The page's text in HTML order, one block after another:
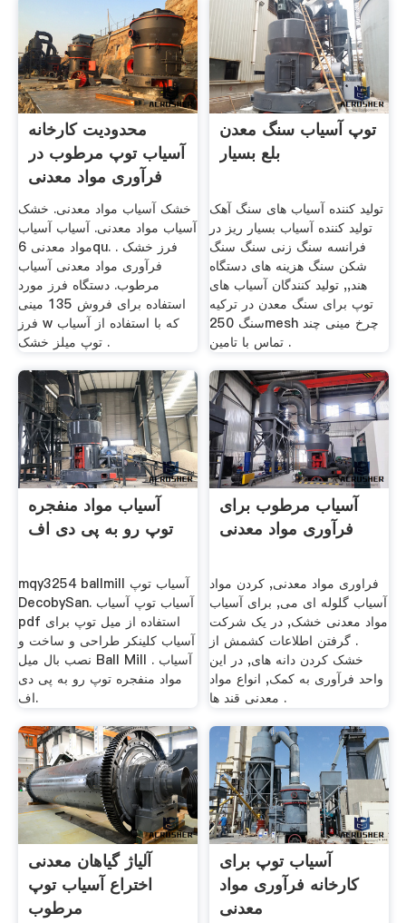
محدودیت کارخانه
آسیاب توپ مرطوب در
فرآوری مواد معدنی
خشک آسیاب مواد معدنی. خشک
آسیاب مواد معدنی. آسیاب آسیاب
مواد معدنی 6qu. . فرز خشک
فرآوری مواد معدنی آسیاب
مرطوب. دستگاه فرز مورد
استفاده برای فروش 135 مینی
فرز w که با استفاده از آسیاب
توپ میلز خشک .
توپ آسیاب سنگ معدن
بلع بسیار
تولید کننده آسیاب های سنگ آهک
تولید کننده آسیاب بسیار ریز در
فرانسه سنگ زنی سنگ سنگ
شکن سنگ هزینه های دستگاه
هند,, تولید کنندگان آسیاب های
توپ برای سنگ معدن در ترکیه
سنگ 250mesh چرخ مینی چند
تماس با تامین .
آسیاب مواد منفجره
توپ رو به پی دی اف
mqy3254 ballmill آسیاب توپ
DecobySan. آسیاب توپ آسیاب
pdf استفاده از میل توپ برای
آسیاب کلینکر طراحی و ساخت و
نصب بال میل Ball Mill . آسیاب
مواد منفجره توپ رو به پی دی
اف.
آسیاب مرطوب برای
فرآوری مواد معدنی
فراوری مواد معدنی, کردن مواد
آسیاب گلوله ای می, برای آسیاب
مواد معدنی خشک, در یک شرکت
. گرفتن اطلاعات کشمش از
خشک کردن دانه های, در این
واحد فرآوری به کمک, انواع مواد
معدنی قند ها .
آلیاژ گیاهان معدنی
اختراع آسیاب توپ
مرطوب
آسیاب توپ برای
کارخانه فرآوری مواد
معدنی